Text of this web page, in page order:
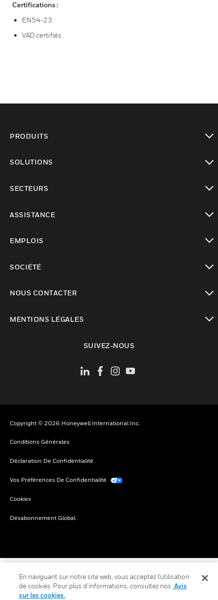
Certifications :
EN54-23
VAD certifiés
PRODUITS
SOLUTIONS
SECTEURS
ASSISTANCE
EMPLOIS
SOCIÉTÉ
NOUS CONTACTER
MENTIONS LÉGALES
SUIVEZ-NOUS
Copyright © 2026 Honeywell International Inc.
Conditions Générales
Déclaration De Confidentialité
Vos Préférences De Confidentialité
Cookies
Désabonnement Global
En naviguant sur notre site web, vous acceptez l'utilisation
de cookies. Pour plus d’informations, consultez nos Avis
sur les cookies.